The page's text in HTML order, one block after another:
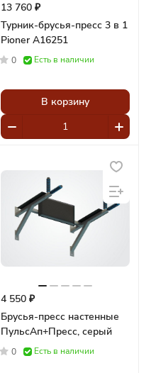
13 760 ₽
Турник-брусья-пресс 3 в 1
Pioner A16251
0 Есть в наличии
В корзину
4 550 ₽
Брусья-пресс настенные
ПульсАп+Пресс, серый
0 Есть в наличии